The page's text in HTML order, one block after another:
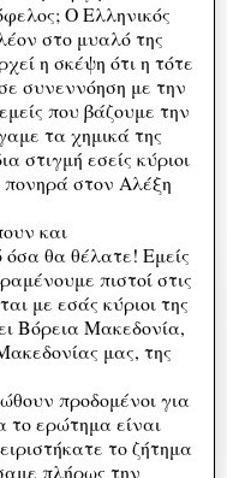
Ο Ελληνικός
στο μυαλό της
η σκέψη ότι η τότε
συνεννόηση με την
που βάζουμε την
τα χημικά της
στιγμή εσείς κύριοι
πονηρά στον Αλέξη
και
θα θέλατε! Εμείς
πιστοί στις
με εσάς κύριοι της
Βόρεια Μακεδονία,
μας, της
προδομένοι για
το ερώτημα είναι
το ζήτημα
πλήρως την